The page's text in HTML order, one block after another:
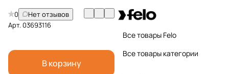
0
Нет отзывов
Арт.03693116
В корзину
Все товары Felo
Все товары категории